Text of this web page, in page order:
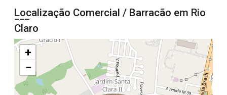
Localização Comercial / Barracão em Rio
Claro
+
−